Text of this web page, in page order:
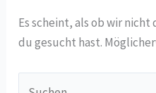
Es scheint, als ob wir
du gesucht hast.